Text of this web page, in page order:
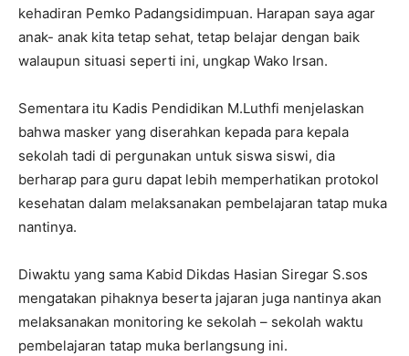
kehadiran Pemko Padangsidimpuan. Harapan saya agar
anak- anak kita tetap sehat, tetap belajar dengan baik
walaupun situasi seperti ini, ungkap Wako Irsan.
Sementara itu Kadis Pendidikan M.Luthfi menjelaskan
bahwa masker yang diserahkan kepada para kepala
sekolah tadi di pergunakan untuk siswa siswi, dia
berharap para guru dapat lebih memperhatikan protokol
kesehatan dalam melaksanakan pembelajaran tatap muka
nantinya.
Diwaktu yang sama Kabid Dikdas Hasian Siregar S.sos
mengatakan pihaknya beserta jajaran juga nantinya akan
melaksanakan monitoring ke sekolah – sekolah waktu
pembelajaran tatap muka berlangsung ini.